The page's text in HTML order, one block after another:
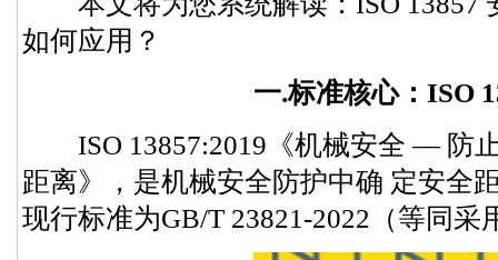
如何应用？
一.标准核心：ISO
ISO 13857:2019《机械安全 — 防
距离》，是机械安全防护中确 定安全
现行标准为GB/T 23821-2022（等同采